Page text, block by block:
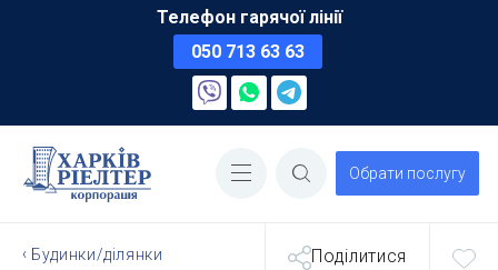
Телефон гарячої лінії
050 713 63 63
Обрати послугу
Будинки/ділянки Поділитися